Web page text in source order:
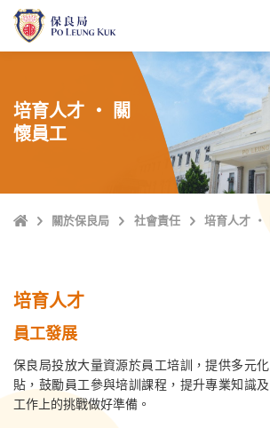
培育人才 ‧ 關
懷員工
主
關於保良局 社會責任 培育人才 ‧
培育人才
員工發展
保良局投放大量資源於員工培訓，提供多元
貼，鼓勵員工參與培訓課程，提升專業知識
工作上的挑戰做好準備。